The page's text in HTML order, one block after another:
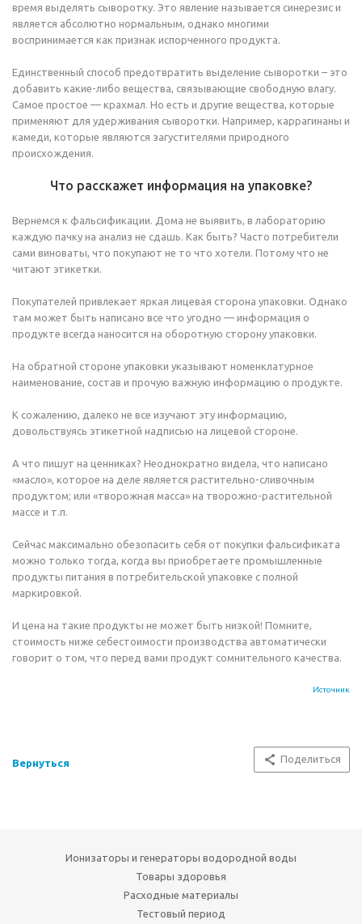
время выделять сыворотку. Это явление называется синерезис и
является абсолютно нормальным, однако многими
воспринимается как признак испорченного продукта.
Единственный способ предотвратить выделение сыворотки – это
добавить какие-либо вещества, связывающие свободную влагу.
Самое простое — крахмал. Но есть и другие вещества, которые
применяют для удерживания сыворотки. Например, каррагинаны и
камеди, которые являются загустителями природного
происхождения.
Что расскажет информация на упаковке?
Вернемся к фальсификации. Дома не выявить, в лабораторию
каждую пачку на анализ не сдашь. Как быть? Часто потребители
сами виноваты, что покупают не то что хотели. Потому что не
читают этикетки.
Покупателей привлекает яркая лицевая сторона упаковки. Однако
там может быть написано все что угодно — информация о
продукте всегда наносится на оборотную сторону упаковки.
На обратной стороне упаковки указывают номенклатурное
наименование, состав и прочую важную информацию о продукте.
К сожалению, далеко не все изучают эту информацию,
довольствуясь этикетной надписью на лицевой стороне.
А что пишут на ценниках? Неоднократно видела, что написано
«масло», которое на деле является растительно-сливочным
продуктом; или «творожная масса» на творожно-растительной
массе и т.п.
Сейчас максимально обезопасить себя от покупки фальсификата
можно только тогда, когда вы приобретаете промышленные
продукты питания в потребительской упаковке с полной
маркировкой.
И цена на такие продукты не может быть низкой! Помните,
стоимость ниже себестоимости производства автоматически
говорит о том, что перед вами продукт сомнительного качества.
Источник
Вернуться Поделиться
Ионизаторы и генераторы водородной воды
Товары здоровья
Расходные материалы
Тестовый период